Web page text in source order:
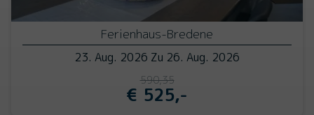
Ferienhaus-Bredene
23. Aug. 2026 Zu 26. Aug. 2026
590,35
€ 525,-